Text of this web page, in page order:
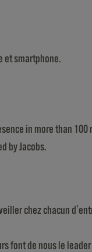
et smartphone.
in more than
by Jacobs.
chez chacun
font de nous le